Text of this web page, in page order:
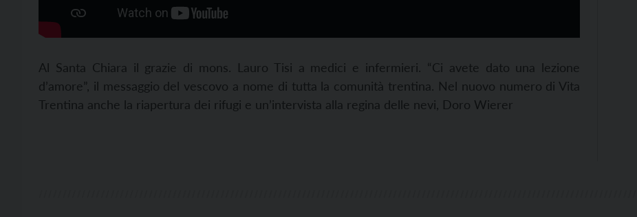
Al Santa Chiara il grazie di mons. Lauro Tisi a medici e infermieri. “Ci avete dato una lezione
d’amore”, il messaggio del vescovo a nome di tutta la comunità trentina. Nel nuovo numero di Vita
Trentina anche la riapertura dei rifugi e un’intervista alla regina delle nevi, Doro Wierer